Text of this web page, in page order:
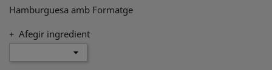
Hamburguesa amb Formatge
+ Afegir ingredient